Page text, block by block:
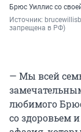
Брюс Уиллис со
Источник:
запрещена в РФ)
— Мы всей
любимого
со здоровьем